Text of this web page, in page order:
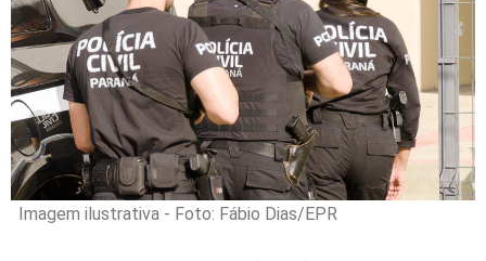
Imagem ilustrativa - Foto: Fábio Dias/EPR